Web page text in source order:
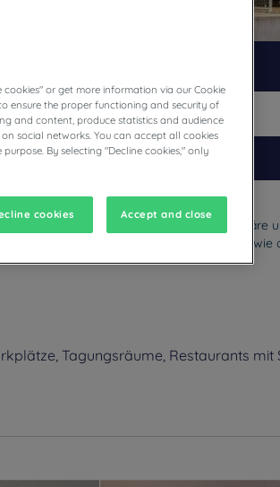
and select a date. Press the question
interact with the calendar and select a
Tag können Sie die warme Atmosphäre
unbegrenztes Buffet im Restaurant sowie
Tagungsräume, Restaurants
or get more information via our Cookie
ensure the proper functioning and security of
and content, produce statistics and audience
social networks. You can accept all cookies
By selecting "Decline cookies," only
cookies Accept and close